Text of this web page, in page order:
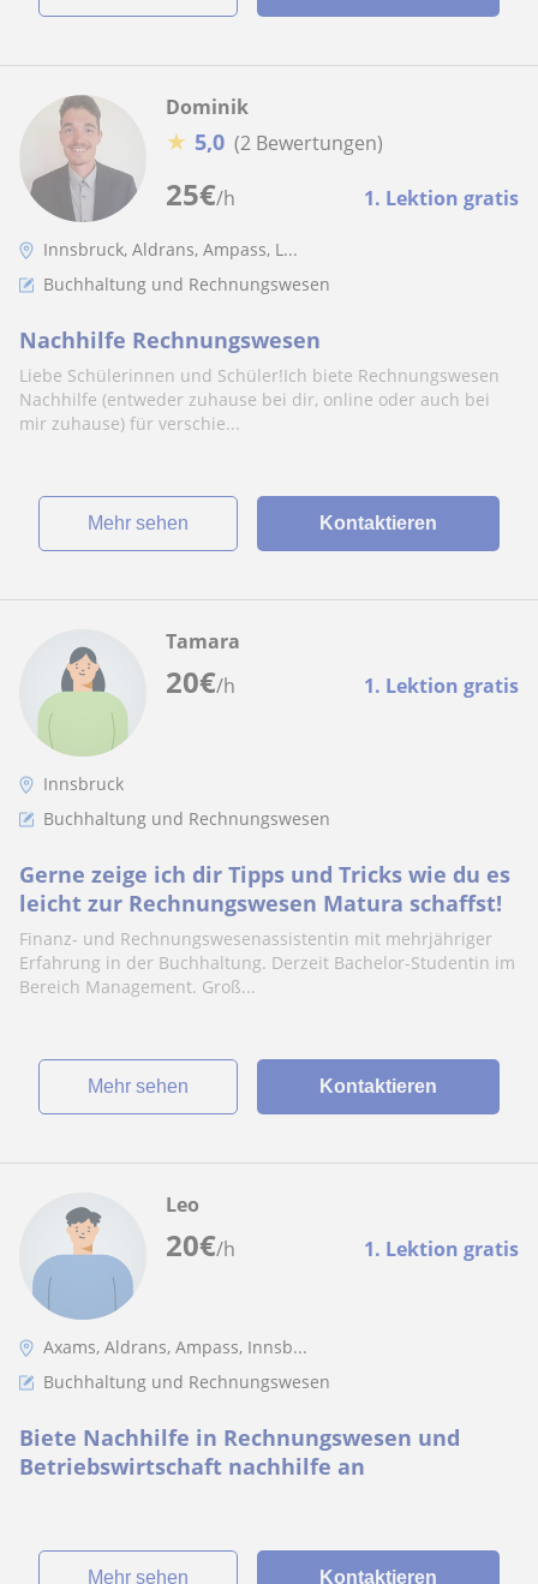
25€/h 1. Lektion gratis
Dominik
★ 5,0 (2 Bewertungen)
Innsbruck, Aldrans, Ampass, L...
Buchhaltung und Rechnungswesen
Nachhilfe Rechnungswesen
Liebe Schülerinnen und Schüler!Ich biete Rechnungswesen
Nachhilfe (entweder zuhause bei dir, online oder auch bei
mir zuhause) für verschie...
Mehr sehen Kontaktieren
20€/h 1. Lektion gratis
Tamara
Innsbruck
Buchhaltung und Rechnungswesen
Gerne zeige ich dir Tipps und Tricks wie du es
leicht zur Rechnungswesen Matura schaffst!
Finanz- und Rechnungswesenassistentin mit mehrjähriger
Erfahrung in der Buchhaltung. Derzeit Bachelor-Studentin im
Bereich Management. Groß...
Mehr sehen Kontaktieren
20€/h 1. Lektion gratis
Leo
Axams, Aldrans, Ampass, Innsb...
Buchhaltung und Rechnungswesen
Biete Nachhilfe in Rechnungswesen und
Betriebswirtschaft nachhilfe an
Mehr sehen Kontaktieren